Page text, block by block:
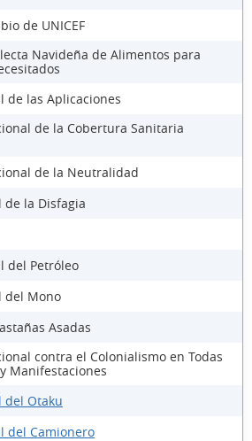
de UNICEF
Navideña de Alimentos para
de las Aplicaciones
de la Cobertura Sanitaria
de la Neutralidad
la Disfagia
del Petróleo
del Mono
Asadas
contra el Colonialismo en Todas
Manifestaciones
del Otaku
del Camionero